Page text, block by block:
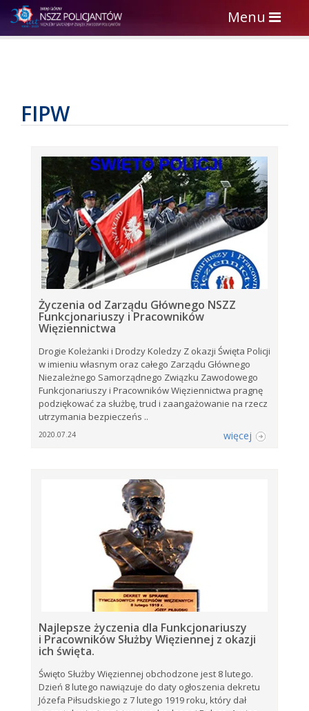
Toggle
navigation
Menu
FIPW
Życzenia od Zarządu Głównego NSZZ
Funkcjonariuszy i Pracowników
Więziennictwa
Drogie Koleżanki i Drodzy Koledzy Z okazji Święta Policji
w imieniu własnym oraz całego Zarządu Głównego
Niezależnego Samorządnego Związku Zawodowego
Funkcjonariuszy i Pracowników Więziennictwa pragnę
podziękować za służbę, trud i zaangażowanie na rzecz
utrzymania bezpieczeńs ..
2020.07.24 więcej
Najlepsze życzenia dla Funkcjonariuszy
i Pracowników Służby Więziennej z okazji
ich święta.
Święto Służby Więziennej obchodzone jest 8 lutego.
Dzień 8 lutego nawiązuje do daty ogłoszenia dekretu
Józefa Piłsudskiego z 7 lutego 1919 roku, który dał